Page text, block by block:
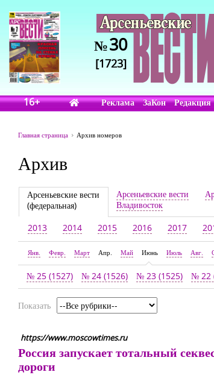
№30
[1723]
16+ Реклама ЗаКон Редакция
Главная страница Архив номеров
Архив
Арсеньевские вести
(федеральная)
Арсеньевские вести
Владивосток
2013 2014 2015 2016 2017
Янв. Февр. Март Апр. Май Июнь Июль Авг.
№ 25 (1527) № 24 (1526) № 23 (1525) № 22
Показать
https://www.moscowtimes.ru
Россия запускает тотальный
дороги